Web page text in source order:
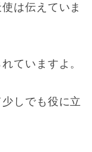
は伝えていま
ていますよ。
しでも役に立